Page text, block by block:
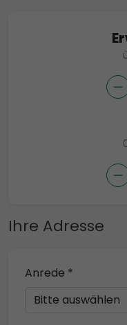
Ihre Adresse
Anrede *